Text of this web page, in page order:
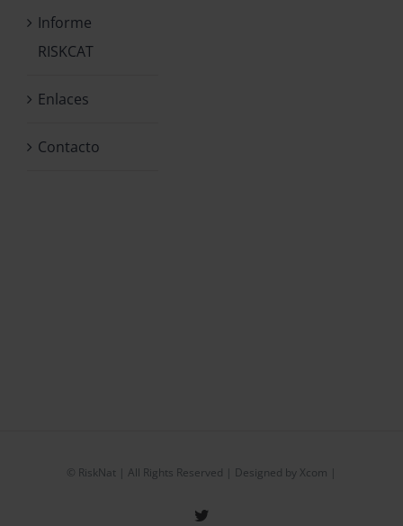
Informe
RISKCAT
Enlaces
Contacto
© RiskNat | All Rights Reserved | Designed by Xcom